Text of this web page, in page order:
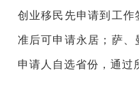
创业移民先申请到工
准后可申请永居；萨
申请人自选省份，通过